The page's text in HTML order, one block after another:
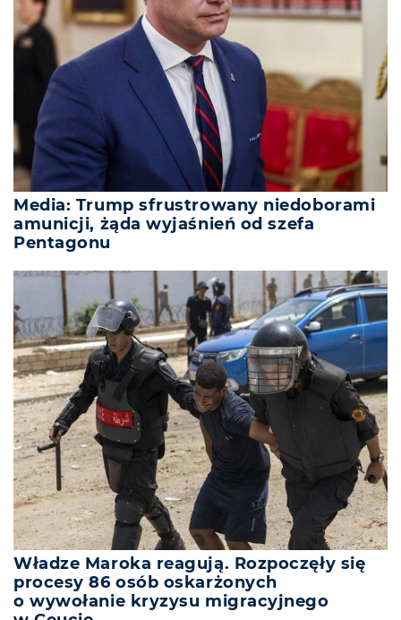
Media: Trump sfrustrowany niedoborami
amunicji, żąda wyjaśnień od szefa
Pentagonu
Władze Maroka reagują. Rozpoczęły się
procesy 86 osób oskarżonych
o wywołanie kryzysu migracyjnego